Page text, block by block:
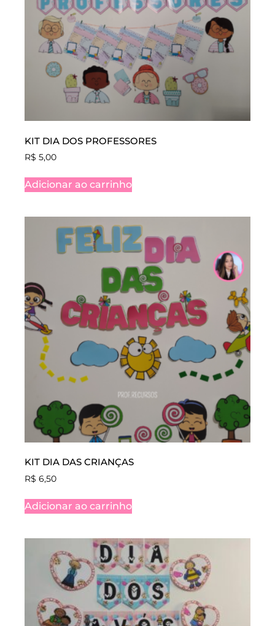
KIT DIA DOS PROFESSORES
R$ 5,00
Adicionar ao carrinho
KIT DIA DAS CRIANÇAS
R$ 6,50
Adicionar ao carrinho